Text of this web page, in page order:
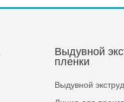
Выдувной
пленки
Выдувной